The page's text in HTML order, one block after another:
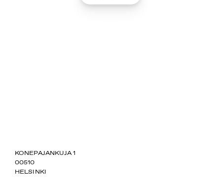
SUOMIAREENA
KONEPAJANKUJA 1
00510
HELSINKI